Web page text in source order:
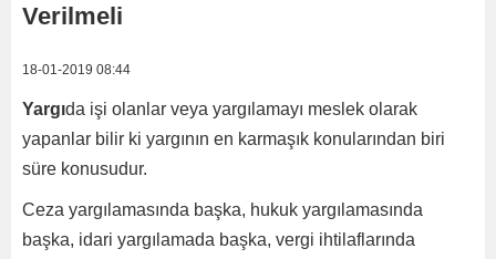
Verilmeli
18-01-2019 08:44
Yargıda işi olanlar veya yargılamayı meslek olarak
yapanlar bilir ki yargının en karmaşık konularından biri
süre konusudur.
Ceza yargılamasında başka, hukuk yargılamasında
başka, idari yargılamada başka, vergi ihtilaflarında